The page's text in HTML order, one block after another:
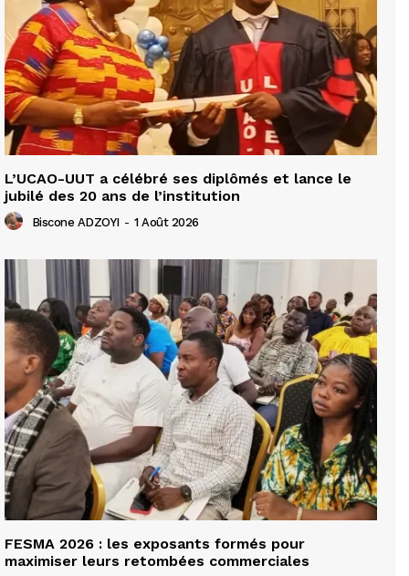
L’UCAO-UUT a célébré ses diplômés et lance le
jubilé des 20 ans de l’institution
Biscone ADZOYI - 1 Août 2026
FESMA 2026 : les exposants formés pour
maximiser leurs retombées commerciales